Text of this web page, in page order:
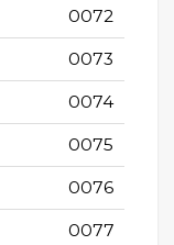
0072
0073
0074
0075
0076
0077